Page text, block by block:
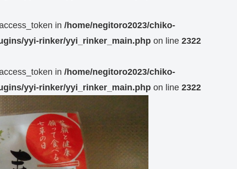
in /home/negitoro2023/chiko-
yyi-rinker/yyi_rinker_main.php on line 2322
in /home/negitoro2023/chiko-
yyi-rinker/yyi_rinker_main.php on line 2322